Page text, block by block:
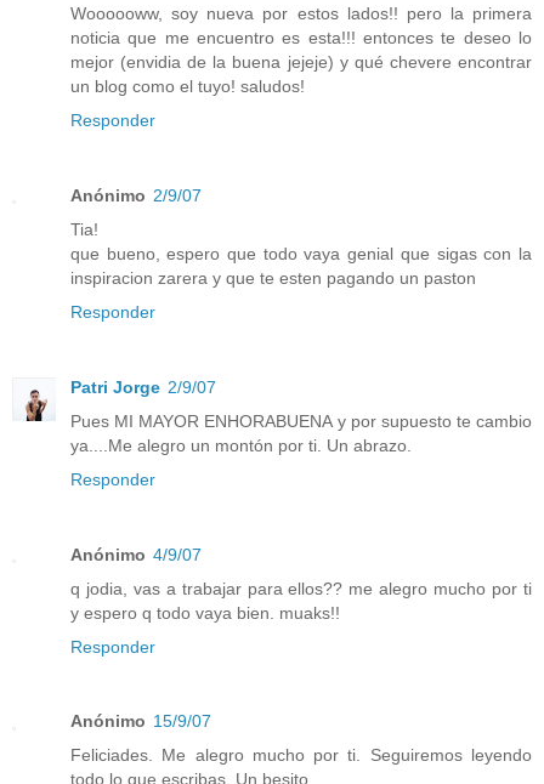
Woooooww, soy nueva por estos lados!! pero la primera
noticia que me encuentro es esta!!! entonces te deseo lo
mejor (envidia de la buena jejeje) y qué chevere encontrar
un blog como el tuyo! saludos!
Responder
Anónimo 2/9/07
Tia!
que bueno, espero que todo vaya genial que sigas con la
inspiracion zarera y que te esten pagando un paston
Responder
Patri Jorge 2/9/07
Pues MI MAYOR ENHORABUENA y por supuesto te cambio
ya....Me alegro un montón por ti. Un abrazo.
Responder
Anónimo 4/9/07
q jodia, vas a trabajar para ellos?? me alegro mucho por ti
y espero q todo vaya bien. muaks!!
Responder
Anónimo 15/9/07
Feliciades. Me alegro mucho por ti. Seguiremos leyendo
todo lo que escribas. Un besito